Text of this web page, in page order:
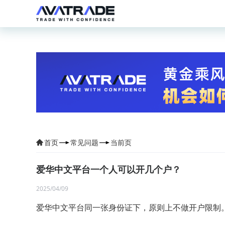
首页 常见问题 当前页
爱华中文平台一个人可以开几个户？
2025/04/09
爱华中文平台同一张身份证下，原则上不做开户限制